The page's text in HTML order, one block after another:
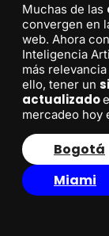
Muchas de las
convergen en
web. Ahora
Inteligencia
más
ello, tener un
actualizado
mercadeo hoy
Bogotá
Miami